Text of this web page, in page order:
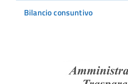
Bilancio consuntivo